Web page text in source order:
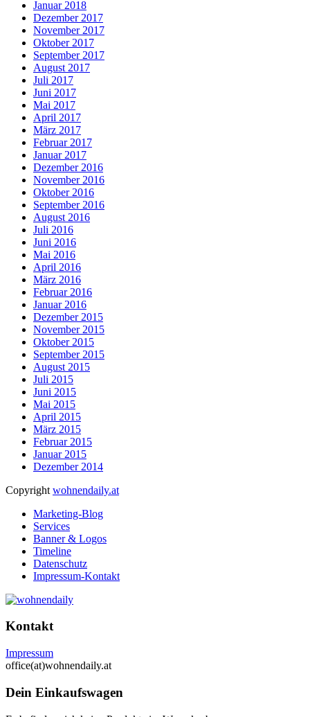
Januar 2018
Dezember 2017
November 2017
Oktober 2017
September 2017
August 2017
Juli 2017
Juni 2017
Mai 2017
April 2017
März 2017
Februar 2017
Januar 2017
Dezember 2016
November 2016
Oktober 2016
September 2016
August 2016
Juli 2016
Juni 2016
Mai 2016
April 2016
März 2016
Februar 2016
Januar 2016
Dezember 2015
November 2015
Oktober 2015
September 2015
August 2015
Juli 2015
Juni 2015
Mai 2015
April 2015
März 2015
Februar 2015
Januar 2015
Dezember 2014
Copyright wohnendaily.at
Marketing-Blog
Services
Banner & Logos
Timeline
Datenschutz
Impressum-Kontakt
Kontakt
Impressum
office(at)wohnendaily.at
Dein Einkaufswagen